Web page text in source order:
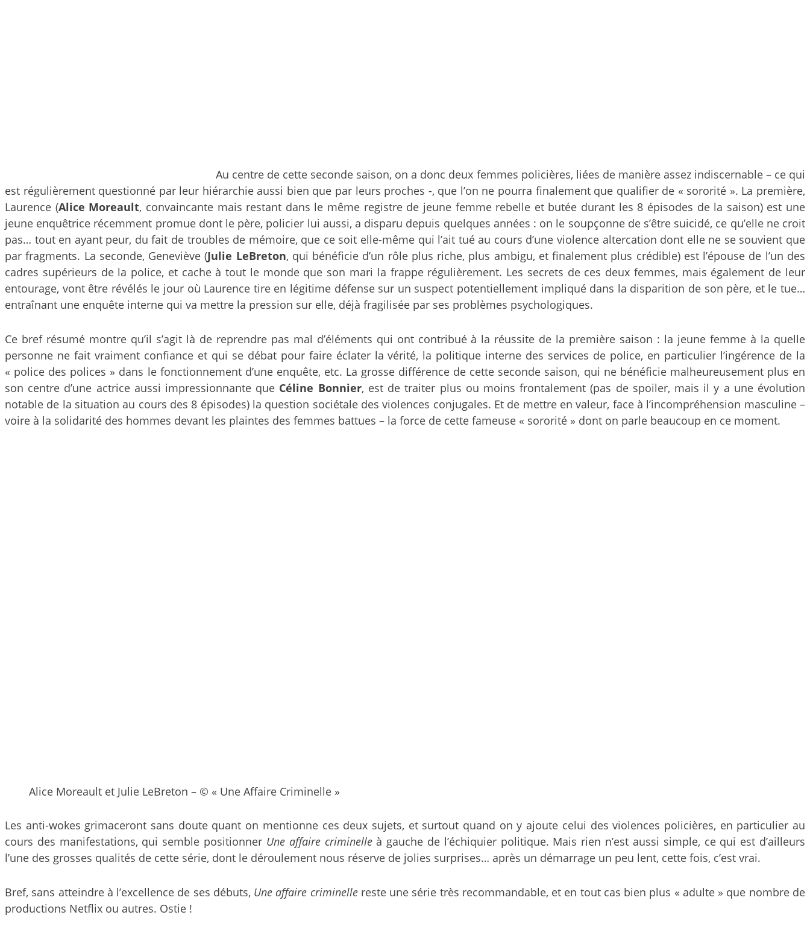
Au centre de cette seconde saison, on a donc deux femmes policières, liées de manière assez indiscernable – ce qui
est régulièrement questionné par leur hiérarchie aussi bien que par leurs proches -, que l’on ne pourra finalement que qualifier de « sororité ». La première,
Laurence (Alice Moreault, convaincante mais restant dans le même registre de jeune femme rebelle et butée durant les 8 épisodes de la saison) est une
jeune enquêtrice récemment promue dont le père, policier lui aussi, a disparu depuis quelques années : on le soupçonne de s’être suicidé, ce qu’elle ne croit
pas… tout en ayant peur, du fait de troubles de mémoire, que ce soit elle-même qui l’ait tué au cours d’une violence altercation dont elle ne se souvient que
par fragments. La seconde, Geneviève (Julie LeBreton, qui bénéficie d’un rôle plus riche, plus ambigu, et finalement plus crédible) est l’épouse de l’un des
cadres supérieurs de la police, et cache à tout le monde que son mari la frappe régulièrement. Les secrets de ces deux femmes, mais également de leur
entourage, vont être révélés le jour où Laurence tire en légitime défense sur un suspect potentiellement impliqué dans la disparition de son père, et le tue…
entraînant une enquête interne qui va mettre la pression sur elle, déjà fragilisée par ses problèmes psychologiques.
Ce bref résumé montre qu’il s’agit là de reprendre pas mal d’éléments qui ont contribué à la réussite de la première saison : la jeune femme à la quelle
personne ne fait vraiment confiance et qui se débat pour faire éclater la vérité, la politique interne des services de police, en particulier l’ingérence de la
« police des polices » dans le fonctionnement d’une enquête, etc. La grosse différence de cette seconde saison, qui ne bénéficie malheureusement plus en
son centre d’une actrice aussi impressionnante que Céline Bonnier, est de traiter plus ou moins frontalement (pas de spoiler, mais il y a une évolution
notable de la situation au cours des 8 épisodes) la question sociétale des violences conjugales. Et de mettre en valeur, face à l’incompréhension masculine –
voire à la solidarité des hommes devant les plaintes des femmes battues – la force de cette fameuse « sororité » dont on parle beaucoup en ce moment.
Alice Moreault et Julie LeBreton – © « Une Affaire Criminelle »
Les anti-wokes grimaceront sans doute quant on mentionne ces deux sujets, et surtout quand on y ajoute celui des violences policières, en particulier au
cours des manifestations, qui semble positionner Une affaire criminelleà gauche de l’échiquier politique. Mais rien n’est aussi simple, ce qui est d’ailleurs
l’une des grosses qualités de cette série, dont le déroulement nous réserve de jolies surprises… après un démarrage un peu lent, cette fois, c’est vrai.
Bref, sans atteindre à l’excellence de ses débuts, Une affaire criminellereste une série très recommandable, et en tout cas bien plus « adulte » que nombre de
productions Netflix ou autres. Ostie !